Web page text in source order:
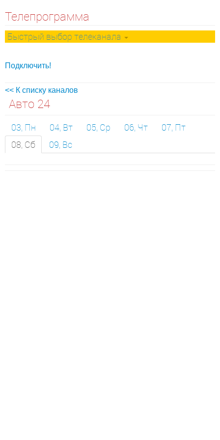
Телепрограмма
Быстрый выбор телеканала
Подключить!
<< К списку каналов
Авто 24
03, Пн 04, Вт 05, Ср 06, Чт
07, Пт
08, Сб
09, Вс